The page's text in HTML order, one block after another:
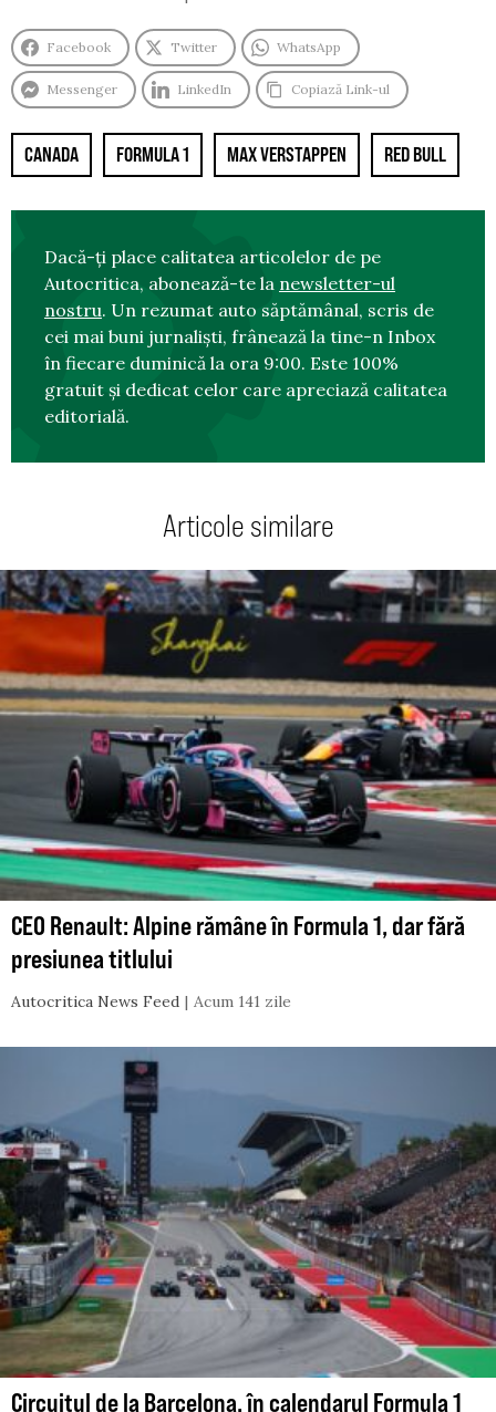
Facebook Twitter WhatsApp
Messenger LinkedIn Copiază Link-ul
CANADA FORMULA 1 MAX VERSTAPPEN RED BULL
Dacă-ți place calitatea articolelor de pe
Autocritica, abonează-te la newsletter-ul
nostru. Un rezumat auto săptămânal, scris de
cei mai buni jurnaliști, frânează la tine-n Inbox
în fiecare duminică la ora 9:00. Este 100%
gratuit și dedicat celor care apreciază calitatea
editorială.
Articole similare
CEO Renault: Alpine rămâne în Formula 1, dar fără
presiunea titlului
Autocritica News Feed Acum 141 zile
Circuitul de la Barcelona, în calendarul Formula 1